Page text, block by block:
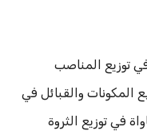
توزيع المناصب
المكونات والقبائل في
في توزيع الثروة